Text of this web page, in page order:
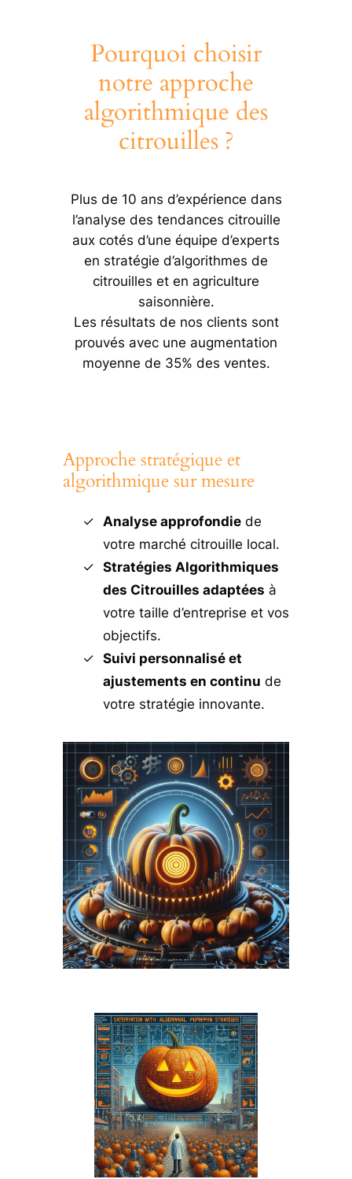
Pourquoi choisir
notre approche
algorithmique des
citrouilles ?
Plus de 10 ans d’expérience dans
l’analyse des tendances citrouille
aux cotés d’une équipe d’experts
en stratégie d’algorithmes de
citrouilles et en agriculture
saisonnière.
Les résultats de nos clients sont
prouvés avec une augmentation
moyenne de 35% des ventes.
Approche stratégique et
algorithmique sur mesure
Analyse approfondiede
votre marché citrouille local.
Stratégies Algorithmiques
des Citrouilles adaptées à
votre taille d’entreprise et vos
objectifs.
Suivi personnalisé et
ajustements en continu de
votre stratégie innovante.